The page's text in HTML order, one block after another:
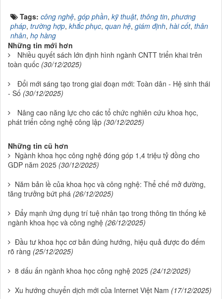
Tags: công nghệ, góp phần, kỹ thuật, thông tin, phương
pháp, trường hợp, khắc phục, quan hệ, giám định, hài cốt, thân
nhân, họ hàng
Những tin mới hơn
Nhiều quyết sách lớn định hình ngành CNTT triển khai trên
toàn quốc (30/12/2025)
Đổi mới sáng tạo trong giai đoạn mới: Toàn dân - Hệ sinh thái
- Số (30/12/2025)
Nâng cao năng lực cho các tổ chức nghiên cứu khoa học,
phát triển công nghệ công lập (30/12/2025)
Những tin cũ hơn
Ngành khoa học công nghệ đóng góp 1,4 triệu tỷ đồng cho
GDP năm 2025 (30/12/2025)
Năm bản lề của khoa học và công nghệ: Thể chế mở đường,
tăng trưởng bứt phá (26/12/2025)
Đẩy mạnh ứng dụng trí tuệ nhân tạo trong thông tin thống kê
ngành khoa học và công nghệ (26/12/2025)
Đầu tư khoa học cơ bản đúng hướng, hiệu quả được đo đếm
rõ ràng (25/12/2025)
8 dấu ấn ngành khoa học công nghệ 2025 (24/12/2025)
Xu hướng chuyển dịch mới của Internet Việt Nam (17/12/2025)